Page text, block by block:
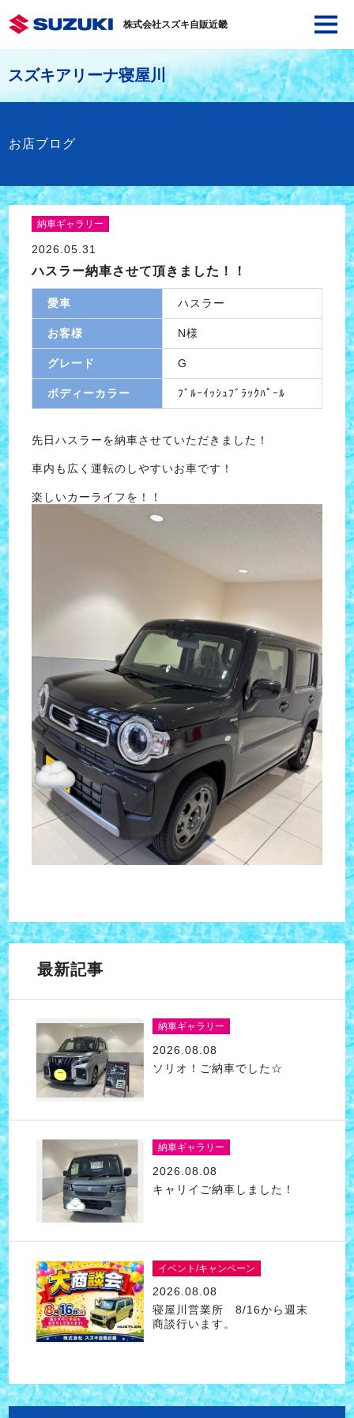
株式会社スズキ自販近畿
スズキアリーナ寝屋川
お店ブログ
納車ギャラリー
2026.05.31
ハスラー納車させて頂きました！！
愛車 ハスラー
お客様 N様
グレード G
ボディーカラー ﾌﾞﾙｰｲｯｼｭﾌﾞﾗｯｸﾊﾟｰﾙ
先日ハスラーを納車させていただきました！
車内も広く運転のしやすいお車です！
楽しいカーライフを！！
最新記事
納車ギャラリー
2026.08.08
ソリオ！ご納車でした☆
納車ギャラリー
2026.08.08
キャリイご納車しました！
イベント/キャンペーン
2026.08.08
寝屋川営業所 8/16から週末
商談行います。